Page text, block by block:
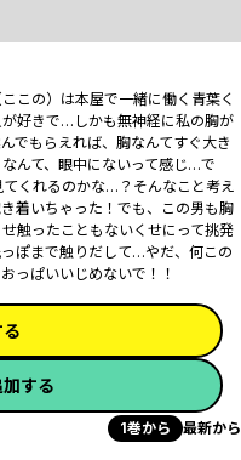
この）は本屋で一緒に働く青葉く
好きで…しかも無神経に私の胸が
でもらえれば、胸なんてすぐ大き
んて、眼中にないって感じ…で
くれるのかな…？そんなこと考え
着いちゃった！でも、この男も胸
触ったこともないくせにって挑発
ぽまで触りだして…やだ、何この
っぱいいじめないで！！
する
1巻から 最新から